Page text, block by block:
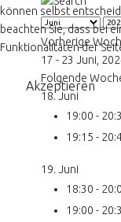
Vorherige
17 - 23 Juni,
Folgende
18. Juni
19:00 -
19:15 -
19. Juni
18:30 -
19:00 -
können selbst
beachten Sie, dass bei
Funktionalitäten der
Akzeptieren